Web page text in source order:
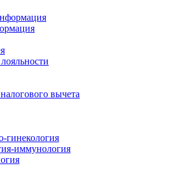
вычета
гинекология
иммунология